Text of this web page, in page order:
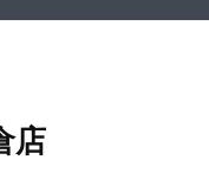
店